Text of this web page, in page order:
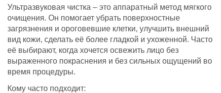
Ультразвуковая чистка – это аппаратный метод мягкого
очищения. Он помогает убрать поверхностные
загрязнения и ороговевшие клетки, улучшить внешний
вид кожи, сделать её более гладкой и ухоженной. Часто
её выбирают, когда хочется освежить лицо без
выраженного покраснения и без сильных ощущений во
время процедуры.
Кому часто подходит: